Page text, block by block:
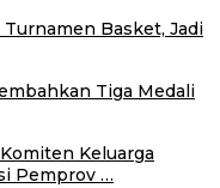
Basket, Jadi
Tiga Medali
Keluarga
Pemprov …